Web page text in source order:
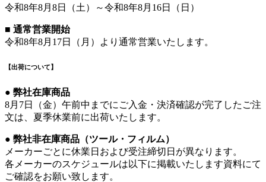
令和8年8月8日（土）～令和8年8月16日（日）
■ 通常営業開始
令和8年8月17日（月）より通常営業いたします。
【出荷について】
● 弊社在庫商品
8月7日（金）午前中までにご入金・決済確認が完了したご注
文は、夏季休業前に出荷いたします。
● 弊社非在庫商品（ツール・フィルム）
メーカーごとに休業日および受注締切日が異なります。
各メーカーのスケジュールは以下に掲載いたします資料にて
ご確認をお願い致します。